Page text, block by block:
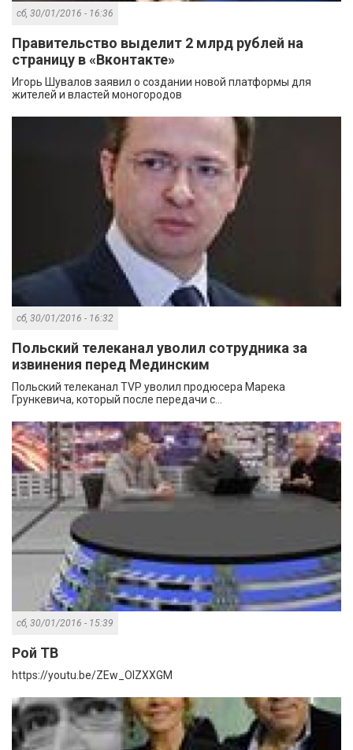
сб, 30/01/2016 - 16:36
Правительство выделит 2 млрд рублей на
страницу в «Вконтакте»
Игорь Шувалов заявил о создании новой платформы для
жителей и властей моногородов
сб, 30/01/2016 - 16:32
Польский телеканал уволил сотрудника за
извинения перед Мединским
Польский телеканал TVP уволил продюсера Марека
Грункевича, который после передачи с...
сб, 30/01/2016 - 15:39
Рой ТВ
https://youtu.be/ZEw_OlZXXGM